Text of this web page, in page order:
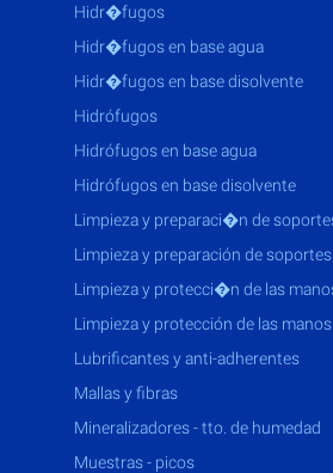
hidr�fugos
hidr�fugos en base agua
hidr�fugos en base disolvente
hidrófugos
hidrófugos en base agua
hidrófugos en base disolvente
limpieza y preparaci�n de
limpieza y preparación de soportes
limpieza y protecci�n de las
limpieza y protección de las manos
lubrificantes y anti-adherentes
mallas y fibras
mineralizadores - tto. de humedad
muestras - picos